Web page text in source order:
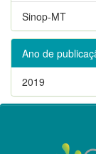
Sinop-MT
Ano de
2019